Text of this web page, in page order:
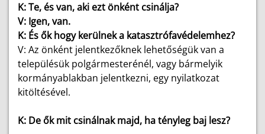
K: Te, és van, aki ezt önként csinálja?
V: Igen, van.
K: És ők hogy kerülnek a katasztrófavédelemhez?
V: Az önként jelentkezőknek lehetőségük van a
településük polgármesterénél, vagy bármelyik
kormányablakban jelentkezni, egy nyilatkozat
kitöltésével.
K: De ők mit csinálnak majd, ha tényleg baj lesz?